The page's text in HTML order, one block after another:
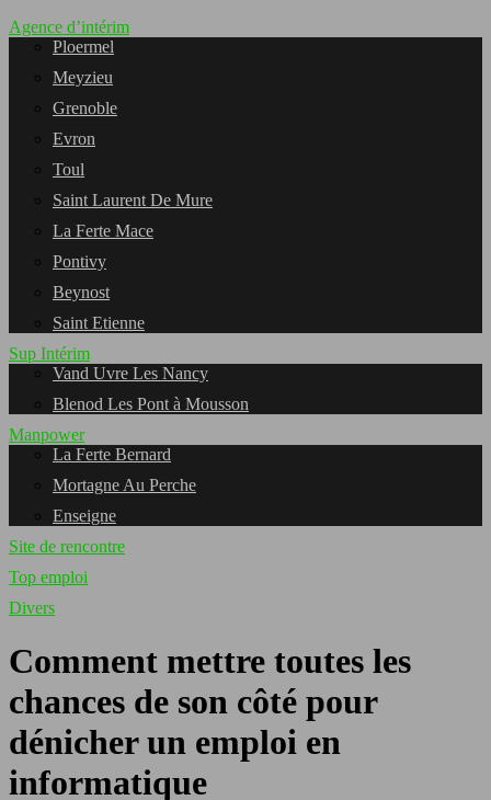
Agence d’intérim
Ploermel
Meyzieu
Grenoble
Evron
Toul
Saint Laurent De Mure
La Ferte Mace
Pontivy
Beynost
Saint Etienne
Sup Intérim
Vand Uvre Les Nancy
Blenod Les Pont à Mousson
Manpower
La Ferte Bernard
Mortagne Au Perche
Enseigne
Site de rencontre
Top emploi
Divers
Comment mettre toutes les
chances de son côté pour
dénicher un emploi en
informatique